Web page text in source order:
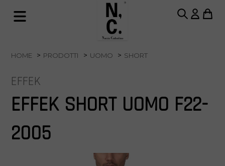
HOME PRODOTTI UOMO SHORT
EFFEK
EFFEK SHORT UOMO F22-
2005